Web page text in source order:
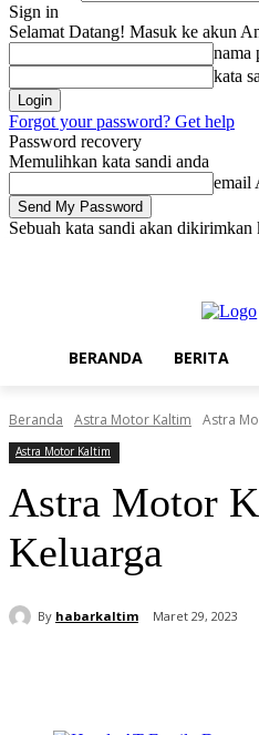
Sign in
Selamat Datang! Masuk ke akun
nama
kata
Forgot your password? Get help
Password recovery
Memulihkan kata sandi anda
email
Sebuah kata sandi akan dikirimkan
BERANDA BERITA
Beranda Astra Motor Kaltim Astra
Astra Motor Kaltim
Astra Motor
Keluarga
By habarkaltim Maret 29, 2023